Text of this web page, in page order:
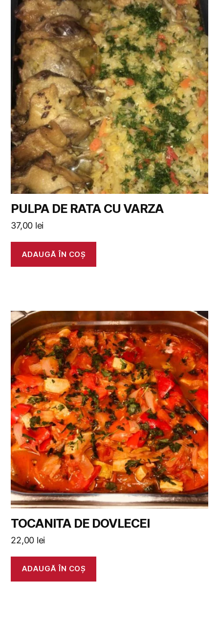
PULPA DE RATA CU VARZA
37,00 lei
ADAUGĂ ÎN COȘ
TOCANITA DE DOVLECEI
22,00 lei
ADAUGĂ ÎN COȘ